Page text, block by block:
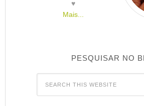
♥
Mais...
PESQUISAR NO